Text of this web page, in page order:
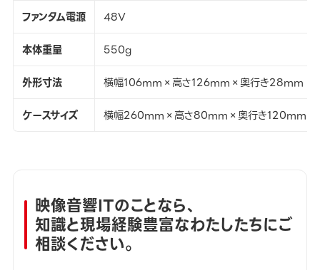
ファンタム電源
48V
本体重量
550g
外形寸法
横幅106mm×高さ126mm×奥行き28mm
ケースサイズ
横幅260mm×高さ80mm×奥行き120mm
映像音響ITのことなら、
知識と現場経験豊富なわたしたちにご
相談ください。